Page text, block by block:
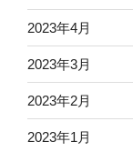
2023年4月
2023年3月
2023年2月
2023年1月